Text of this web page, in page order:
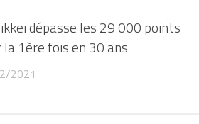
dépasse les 29 000 points
la 1ère fois en 30 ans
2021